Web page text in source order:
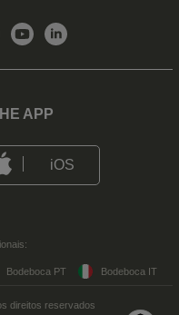
APP
iOS
Bodeboca PT Bodeboca IT
direitos reservados